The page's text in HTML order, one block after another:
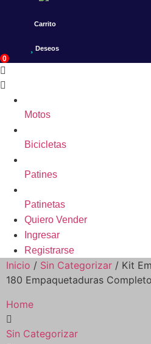
Carrito
Deseos
0
Motos
Bicicletas
Patines
Patinetas
Quiero Vender
Ingresar
Registrarse
Inicio / Sin Categorizar / Kit
180 Empaquetaduras Completo
Home
Sin Categorizar